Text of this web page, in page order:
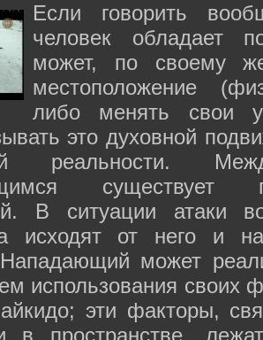
Если говорить
человек обладает
может, по своему
местоположение
либо менять свои
это духовной
реальности.
существует
В ситуации атаки
исходят от него и
может
использования своих
эти факторы,